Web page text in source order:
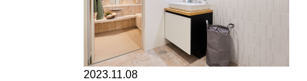
2023.11.08